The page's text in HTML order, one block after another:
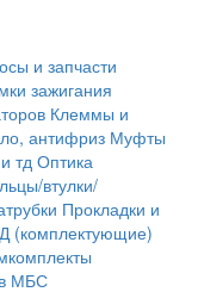
и запчасти
зажигания
Клеммы и
антифриз Муфты
тдОптика
втулки/
Прокладки и
(комплектующие)
МБС